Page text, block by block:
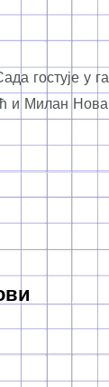
гостује у
и Милан